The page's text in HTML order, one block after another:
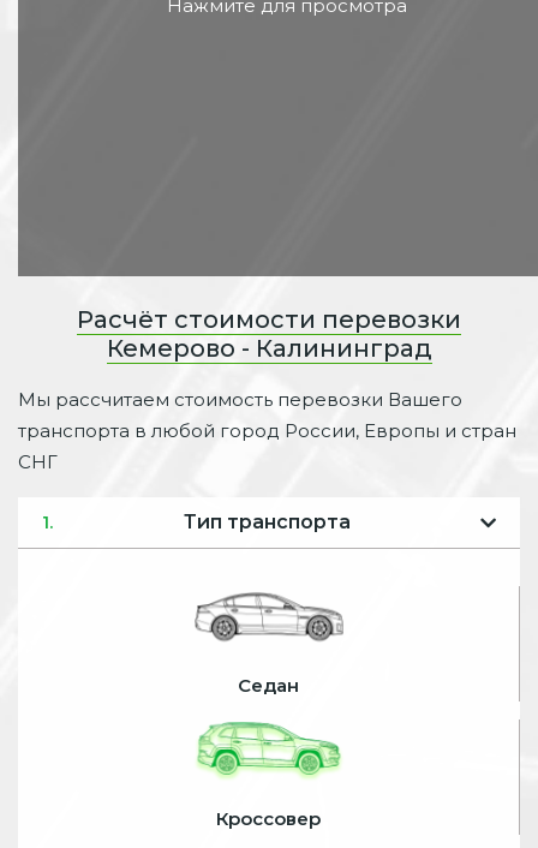
Расчёт стоимости перевозки
Кемерово - Калининград
Мы рассчитаем стоимость перевозки Вашего
транспорта в любой город России, Европы и стран
СНГ
1. Тип транспорта
Седан
Кроссовер